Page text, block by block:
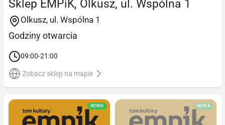
Sklep EMPiK, Olkusz, ul. Wspólna 1
Olkusz, ul. Wspólna 1
Godziny otwarcia
09:00-21:00
Zobacz sklep na mapie
NOWA NOWA